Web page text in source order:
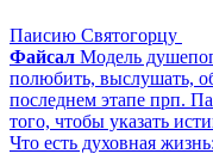
Паисию Святогорцу
Файсал Модель
полюбить, выслушать,
последнем этапе прп.
того, чтобы указать
Что есть духовная